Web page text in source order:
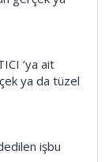
‘ya ait
ya da tüzel
işbu